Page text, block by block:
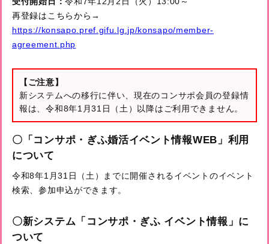
再登録はこちらから→
https://konsapo.pref.gifu.lg.jp/konsapo/member-
agreement.php
【ご注意】
新システムへの移行に伴い、現在のコンサポ会員の登録情
報は、令和8年1月31日（土）以降はご利用できません。
〇「コンサポ・ぎふ婚活イベント情報WEB」利用
について
令和8年1月31日（土）までに開催されるイベントのイベント
検索、参加申込ができます。
〇新システム「コンサポ・ぎふ イベント情報」に
ついて